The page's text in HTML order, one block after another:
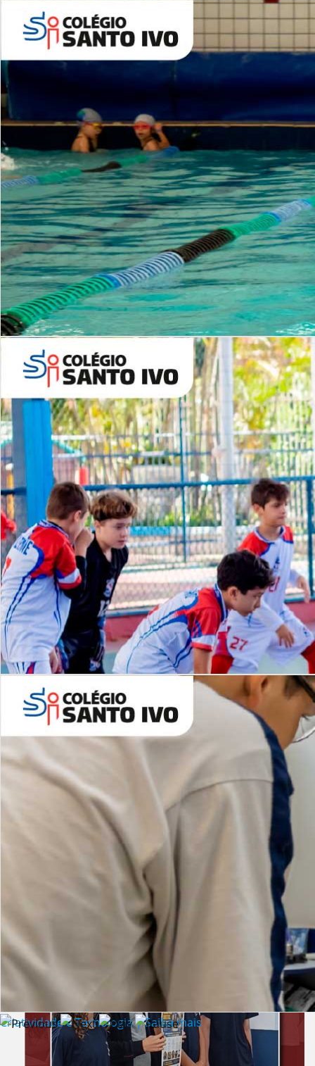
Leituras Literárias
Período Integral | Saiba mais
Desafios | Saiba mais
Criatividade e Tecnologia | Saiba mais
ALUNOS NOVOS
Entre em Contato
INSTITUCIONAL
Lista de vídeos
NOSSOCANAL